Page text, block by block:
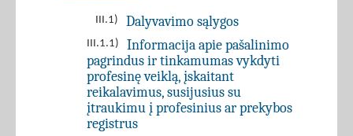
III.1) Dalyvavimo sąlygos
III.1.1)
Informacija apie pašalinimo
pagrindus ir tinkamumas vykdyti
profesinę veiklą, įskaitant
reikalavimus, susijusius su
įtraukimu į profesinius ar prekybos
registrus